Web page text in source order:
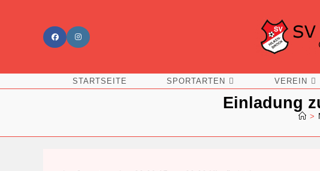
STARTSEITE SPORTARTEN VEREIN
Einladung
>